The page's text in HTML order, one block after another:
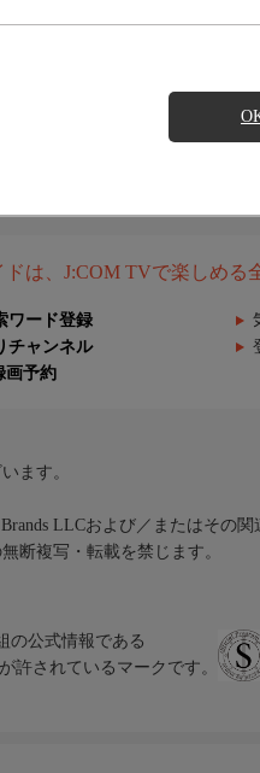
ドは、J:COM TVで楽しめる
ワード登録
チャンネル
画予約
ます。
LLCおよび／またはその
断複写・転載を禁じます。
の公式情報である
許されているマークです。